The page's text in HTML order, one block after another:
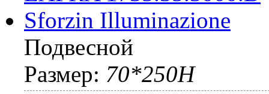
Подвесной
Размер: 70*250H